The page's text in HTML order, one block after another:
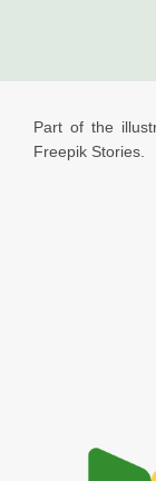
Part of the
Freepik Stories.